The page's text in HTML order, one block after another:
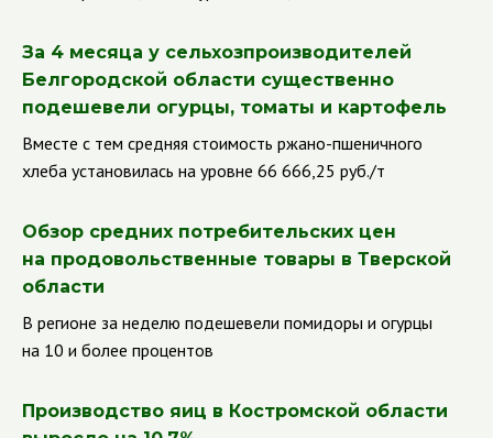
За 4 месяца у сельхозпроизводителей
Белгородской области существенно
подешевели огурцы, томаты и картофель
Вместе с тем средняя стоимость ржано-пшеничного
хлеба установилась на уровне 66 666,25 руб./т
Обзор средних потребительских цен
на продовольственные товары в Тверской
области
В регионе за неделю подешевели помидоры и огурцы
на 10 и более процентов
Производство яиц в Костромской области